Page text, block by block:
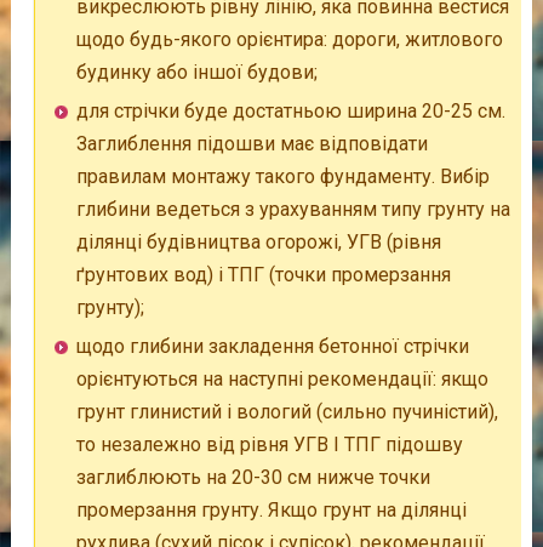
викреслюють рівну лінію, яка повинна вестися
щодо будь-якого орієнтира: дороги, житлового
будинку або іншої будови;
для стрічки буде достатньою ширина 20-25 см.
Заглиблення підошви має відповідати
правилам монтажу такого фундаменту. Вибір
глибини ведеться з урахуванням типу грунту на
ділянці будівництва огорожі, УГВ (рівня
ґрунтових вод) і ТПГ (точки промерзання
грунту);
щодо глибини закладення бетонної стрічки
орієнтуються на наступні рекомендації: якщо
грунт глинистий і вологий (сильно пучиністий),
то незалежно від рівня УГВ І ТПГ підошву
заглиблюють на 20-30 см нижче точки
промерзання грунту. Якщо грунт на ділянці